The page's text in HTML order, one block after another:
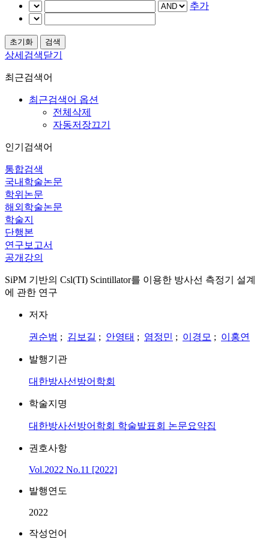
추가
상세검색닫기
최근검색어
최근검색어 옵션
전체삭제
자동저장끄기
인기검색어
통합검색
국내학술논문
학위논문
해외학술논문
학술지
단행본
연구보고서
공개강의
SiPM 기반의 Csl(TI) Scintillator를 이용한 방사선 측정기 설계
에 관한 연구
저자
권순범 ; 김보길 ; 안영태 ; 염정민 ; 이경모 ; 이홍연
발행기관
대한방사선방어학회
학술지명
대한방사선방어학회 학술발표회 논문요약집
권호사항
Vol.2022 No.11 [2022]
발행연도
2022
작성언어